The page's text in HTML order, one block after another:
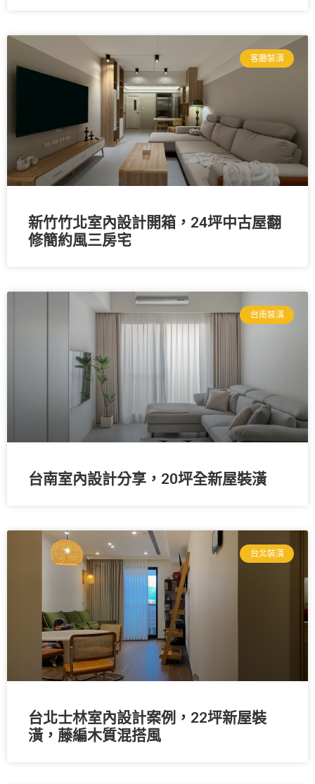
客廳裝潢
新竹竹北室內設計開箱，24坪中古屋翻
修簡約風三房宅
台南裝潢
台南室內設計分享，20坪全新屋裝潢
台北裝潢
台北士林室內設計案例，22坪新屋裝
潢，藤編木質混搭風